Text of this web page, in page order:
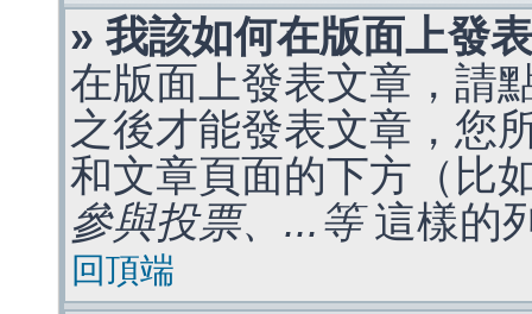
» 我該如何在版面上發
在版面上發表文章，請
之後才能發表文章，您
和文章頁面的下方（比
參與投票、...等這樣的
回頂端